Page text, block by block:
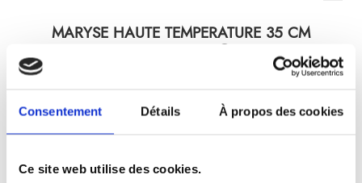
Consentement Détails À propos des cookies
Ce site web utilise des cookies.
MARYSE HAUTE TEMPERATURE 35 CM
STOP'GLISSE®
15,65 €/ TTC